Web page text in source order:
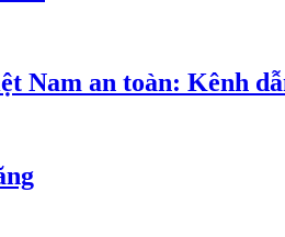
Nam an toàn: Kênh